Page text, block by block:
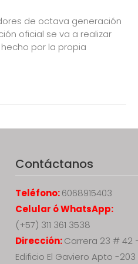
de octava generación
oficial se va a realizar
por la propia
Contáctanos
Teléfono:6068915403
Celular ó WhatsApp:
(+57) 311 361 3538
Dirección:Carrera 23 # 42
Edificio El Gaviero Apto -203